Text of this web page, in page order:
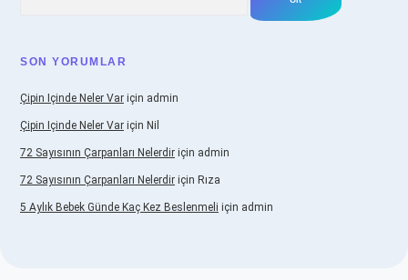
SON YORUMLAR
Çipin Içinde Neler Var için admin
Çipin Içinde Neler Var için Nil
72 Sayısının Çarpanları Nelerdir için admin
72 Sayısının Çarpanları Nelerdir için Rıza
5 Aylık Bebek Günde Kaç Kez Beslenmeli için admin